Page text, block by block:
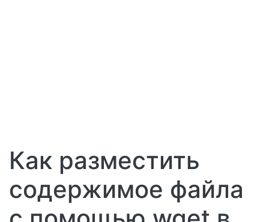
Как разместить
содержимое файла